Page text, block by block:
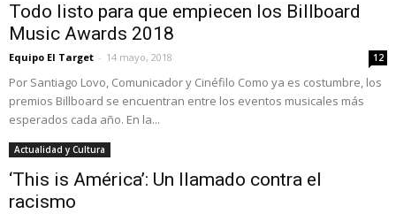
Todo listo para que empiecen los Billboard
Music Awards 2018
Equipo El Target - 14 mayo, 2018 12
Por Santiago Lovo, Comunicador y Cinéfilo Como ya es costumbre, los
premios Billboard se encuentran entre los eventos musicales más
esperados cada año. En la...
Actualidad y Cultura
‘This is América’: Un llamado contra el
racismo